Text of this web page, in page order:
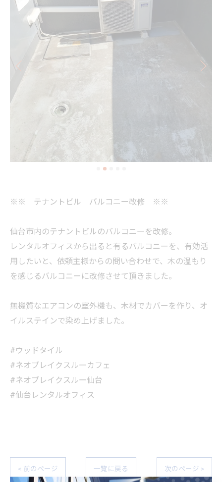
※※ テナントビル バルコニー改修 ※※
仙台市内のテナントビルのバルコニーを改修。
レンタルオフィスから出ると有るバルコニーを、有効活
用したいと、依頼主様からの問い合わせで、木の温もり
を感じるバルコニーに改修させて頂きました。
無機質なエアコンの室外機も、木材でカバーを作り、オ
イルステインで染め上げました。
#ウッドタイル
#ネオブレイクスルーカフェ
#ネオブレイクスルー仙台
#仙台レンタルオフィス
< 前のページ 一覧に戻る 次のページ >